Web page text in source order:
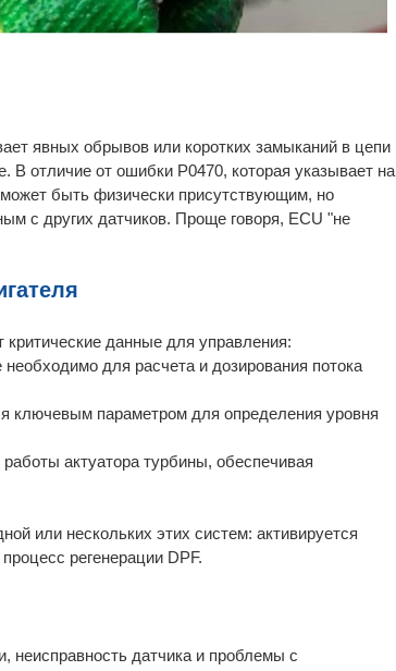
явных обрывов или коротких замыканий в цепи
В отличие от ошибки P0470, которая указывает на
быть физически присутствующим, но
с других датчиков. Проще говоря, ECU "не
данные для управления:
для расчета и дозирования потока
ключевым параметром для определения уровня
актуатора турбины, обеспечивая
или нескольких этих систем: активируется
регенерации DPF.
неисправность датчика и проблемы с